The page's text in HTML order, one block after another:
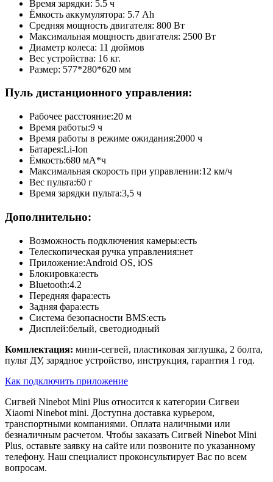
Время зарядки: 5.5 ч
Ёмкость аккумулятора: 5.7 Ah
Средняя мощность двигателя: 800 Вт
Максимальная мощность двигателя: 2500 Вт
Диаметр колеса: 11 дюймов
Вес устройства: 16 кг.
Размер: 577*280*620 мм
Пуль дистанционного управления:
Рабочее расстояние:20 м
Время работы:9 ч
Время работы в режиме ожидания:2000 ч
Батарея:Li-Ion
Ёмкость:680 мА*ч
Максимальная скорость при управлении:12 км/ч
Вес пульта:60 г
Время зарядки пульта:3,5 ч
Дополнительно:
Возможность подключения камеры:есть
Телескопическая ручка управления:нет
Приложение:Android OS, iOS
Блокировка:есть
Bluetooth:4.2
Передняя фара:есть
Задняя фара:есть
Система безопасности BMS:есть
Дисплей:белый, светодиодный
Комплектация: мини-сегвей, пластиковая заглушка, 2 болта,
пульт ДУ, зарядное устройство, инструкция, гарантия 1 год.
Как подключить приложение
Сигвей Ninebot Mini Plus относится к категории Сигвеи
Xiaomi Ninebot mini. Доступна доставка курьером,
транспортными компаниями. Оплата наличными или
безналичным расчетом. Чтобы заказать Сигвей Ninebot Mini
Plus, оставьте заявку на сайте или позвоните по указанному
телефону. Наш специалист проконсультирует Вас по всем
вопросам.